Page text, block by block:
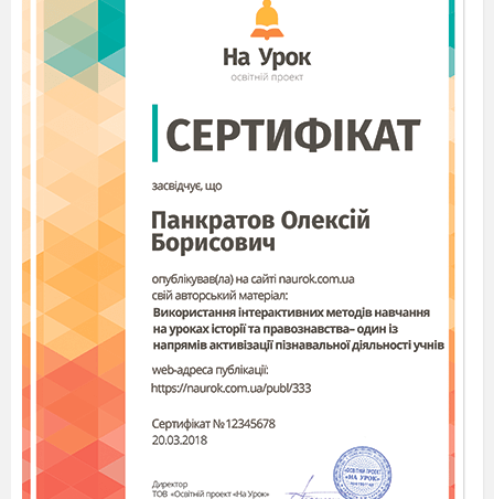
багаторівневого освітнього середовища
навчально-виховного комплексу як умова
формування життєвої компетентності
вихованців з особливими освітніми
потребами».
Метою експерименту була організація
професійно-трудового навчання дітей з
інтелектуальними порушеннями на засадах
системної предметно-практичної діяльності у
поєднанні з комплексною реабілітацією,
формуванням показників життєвої
компетентності, мотивації до праці,
усвідомленого засвоєння ними знань,
вироблення та закріплення професійних умінь і
навичок, їх практичного використання.
За гіпотезою дослідно-